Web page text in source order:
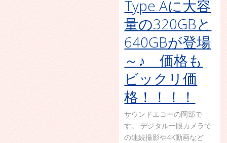
Type Aに大容
量の320GBと
640GBが登場
～♪ 価格も
ビックリ価
格！！！！
サウンドエコーの岡部で
す。 デジタル一眼カメラで
の連続撮影や4K動画など